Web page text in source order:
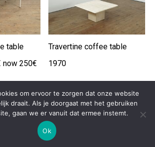
table
now 250€
Travertine coffee table
1970
depot09 - Ontwikkeld door Best4u BVBA
om ervoor te zorgen dat onze website
draait. Als je doorgaat met het gebruiken
gaan we er vanuit dat ermee instemt.
Ok